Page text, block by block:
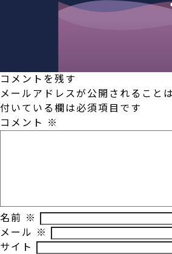
コメントを残す
メールアドレスが公開されること
付いている欄は必須項目です
コメント ※
名前 ※
メール ※
サイト